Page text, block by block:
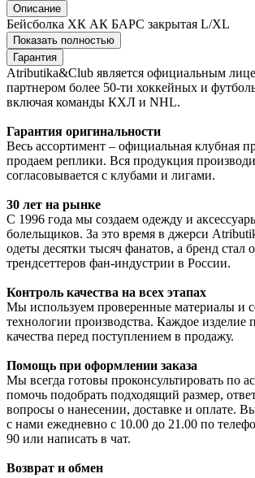
Описание
Бейсболка ХК АК БАРС закрытая L/XL
Показать полностью
Гарантия
Atributika&Club является официальным
партнером более 50-ти хоккейных и
включая команды КХЛ и NHL.
Гарантия оригинальности
Весь ассортимент – официальная клубная
продаем реплики. Вся продукция
согласовывается с клубами и лигами.
30 лет на рынке
С 1996 года мы создаем одежду и
болельщиков. За это время в джерси
одеты десятки тысяч фанатов, а бренд стал
трендсеттеров фан-индустрии в России.
Контроль качества на всех этапах
Мы используем проверенные материалы и
технологии производства. Каждое изделие
качества перед поступлением в продажу.
Помощь при оформлении заказа
Мы всегда готовы проконсультировать по
помочь подобрать подходящий размер,
вопросы о нанесении, доставке и оплате.
с нами ежедневно с 10.00 до 21.00 по
90 или написать в чат.
Возврат и обмен